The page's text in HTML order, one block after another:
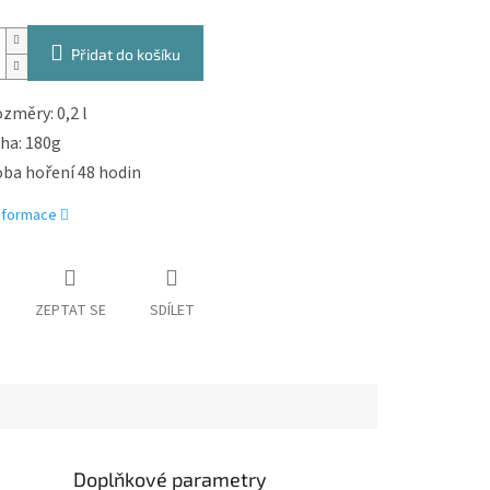
Přidat do košíku
0,2 l
180g
hoření 48 hodin
ZEPTAT SE SDÍLET
Doplňkové parametry